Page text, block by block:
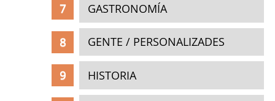
GASTRONOMÍA
GENTE / PERSONALIZADES
HISTORIA